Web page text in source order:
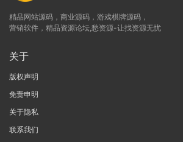
精品网站源码，商业源码，游戏棋牌源码，
营销软件，精品资源论坛,愁资源-让找资源无忧
关于
版权声明
免责申明
关于隐私
联系我们